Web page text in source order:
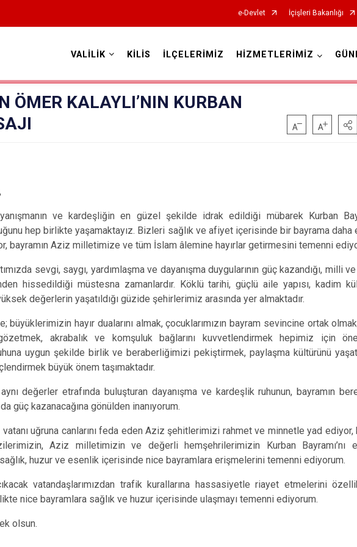
e-Devlet İçişleri Bakanlığı
VALİLİK KİLİS İLÇELERİMİZ HİZMETLERİMİZ
ÖMER KALAYLI’NIN KURBAN
ve kardeşliğin en güzel şekilde idrak edildiği mübarek Kurban
hep birlikte yaşamaktayız. Bizleri sağlık ve afiyet içerisinde bir bayrama daha
bayramın Aziz milletimize ve tüm İslam âlemine hayırlar getirmesini temenni
sevgi, saygı, yardımlaşma ve dayanışma duygularının güç kazandığı, milli
hissedildiği müstesna zamanlardır. Köklü tarihi, güçlü aile yapısı, kadim
değerlerin yaşatıldığı güzide şehirlerimiz arasında yer almaktadır.
büyüklerimizin hayır dualarını almak, çocuklarımızın bayram sevincine ortak
gözetmek, akrabalık ve komşuluk bağlarını kuvvetlendirmek hepimiz için
uygun şekilde birlik ve beraberliğimizi pekiştirmek, paylaşma kültürünü
büyük önem taşımaktadır.
değerler etrafında buluşturan dayanışma ve kardeşlik ruhunun, bayramın
güç kazanacağına gönülden inanıyorum.
uğruna canlarını feda eden Aziz şehitlerimizi rahmet ve minnetle yad ediyor,
Aziz milletimizin ve değerli hemşehrilerimizin Kurban Bayramı’nı
huzur ve esenlik içerisinde nice bayramlara erişmelerini temenni ediyorum.
vatandaşlarımızdan trafik kurallarına hassasiyetle riayet etmelerini
nice bayramlara sağlık ve huzur içerisinde ulaşmayı temenni ediyorum.
olsun.